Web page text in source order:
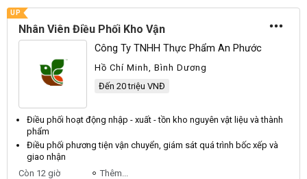
UP
Nhân Viên Điều Phối Kho Vận
Công Ty TNHH Thực Phẩm An Phước
Hồ Chí Minh, Bình Dương
Đến 20 triệu VNĐ
Điều phối hoạt động nhập - xuất - tồn kho nguyên vật liệu và thành
phẩm
Điều phối phương tiện vận chuyển, giám sát quá trình bốc xếp và
giao nhận
Còn 12 giờ
Thêm...